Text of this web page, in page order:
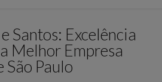
Santos: Excelência
Melhor Empresa
São Paulo